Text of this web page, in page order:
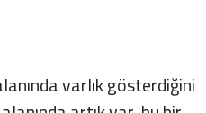
varlık gösterdiğini